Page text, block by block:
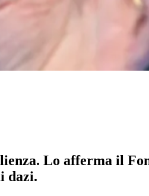
Lo afferma il
dazi.